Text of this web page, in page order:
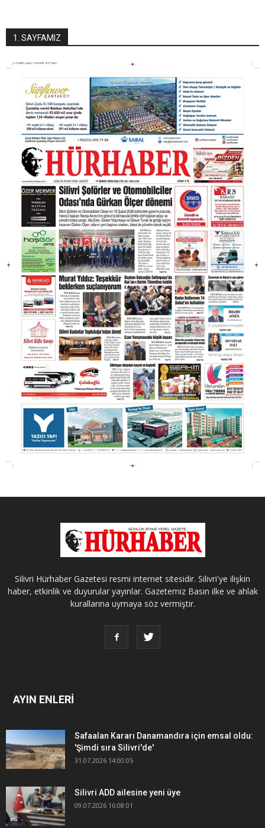
1. SAYFAMIZ
Silivri Hürhaber Gazetesi resmi internet sitesidir. Silivri'ye ilişkin
haber, etkinlik ve duyurular yayınlar. Gazetemiz Basın ilke ve ahlak
kurallarına uymaya söz vermiştir.
AYIN ENLERİ
Safaalan Kararı Danamandıra için emsal oldu:
'Şimdi sıra Silivri'de'
31.07.2026 14:00:05
Silivri ADD ailesine yeni üye
09.07.2026 16:08:01